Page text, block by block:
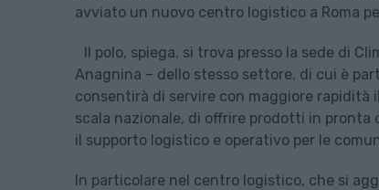
avviato un nuovo centro logistico a Roma
Il polo, spiega, si trova presso la sede di
Anagnina – dello stesso settore, di cui è
consentirà di servire con maggiore rapidità
scala nazionale, di offrire prodotti in
il supporto logistico e operativo per le
In particolare nel centro logistico, che si